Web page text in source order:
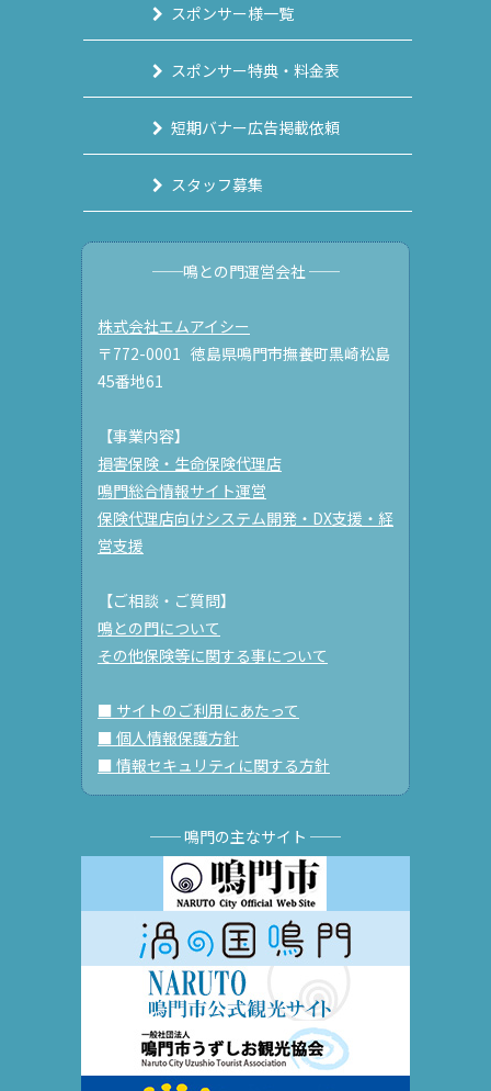
スポンサー様一覧
スポンサー特典・料金表
短期バナー広告掲載依頼
スタッフ募集
──鳴との門運営会社 ──
株式会社エムアイシー
〒772-0001 徳島県鳴門市撫養町黒崎松島
45番地61
【事業内容】
損害保険・生命保険代理店
鳴門総合情報サイト運営
保険代理店向けシステム開発・DX支援・経
営支援
【ご相談・ご質問】
鳴との門について
その他保険等に関する事について
■ サイトのご利用にあたって
■ 個人情報保護方針
■ 情報セキュリティに関する方針
── 鳴門の主なサイト ──